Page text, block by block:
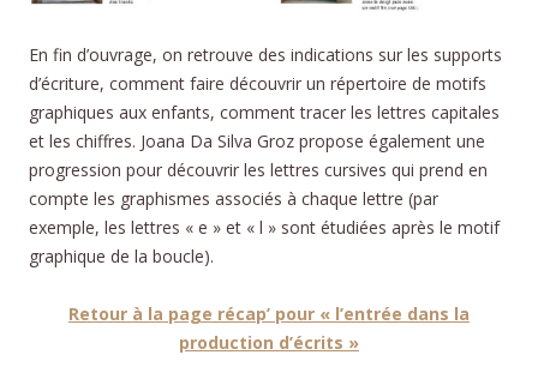
En fin d’ouvrage, on retrouve des indications sur les supports
d’écriture, comment faire découvrir un répertoire de motifs
graphiques aux enfants, comment tracer les lettres capitales
et les chiffres. Joana Da Silva Groz propose également une
progression pour découvrir les lettres cursives qui prend en
compte les graphismes associés à chaque lettre (par
exemple, les lettres « e » et « l » sont étudiées après le motif
graphique de la boucle).
Retour à la page récap’ pour « l’entrée dans la
production d’écrits »